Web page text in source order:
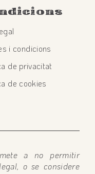
i condicions
de privacitat
de cookies
a no permitir
o se considere